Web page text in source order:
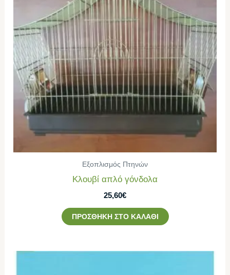
Εξοπλισμός Πτηνών
Κλουβί απλό γόνδολα
25,60€
ΠΡΟΣΘΉΚΗ ΣΤΟ ΚΑΛΆΘΙ